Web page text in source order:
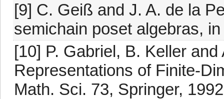
[9] C. Geiß and J. A. de la
semichain poset algebras,
[10] P. Gabriel, B. Keller
Representations of Finite-
Math. Sci. 73, Springer,